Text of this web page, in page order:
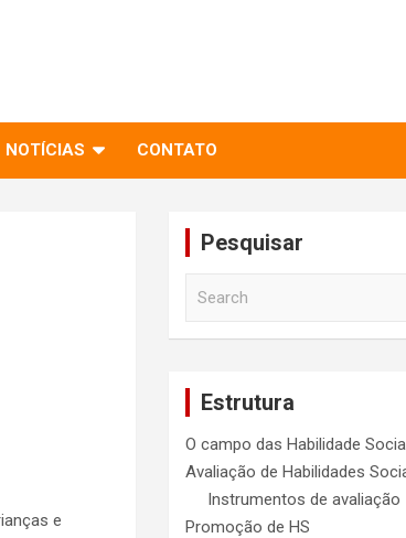
NOTÍCIAS CONTATO
e
Pesquisar
Estrutura
O campo das Habilidade
Avaliação de Habilidades
Instrumentos de avaliação
Promoção de HS